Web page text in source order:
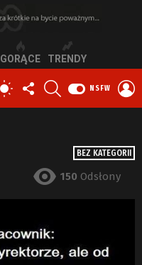
GORĄCE TRENDY
PRZEŁĄCZ
SKÓRKĘ
OBSERWUJ
NAS
NSFW
BEZ KATEGORII
150 Odsłony